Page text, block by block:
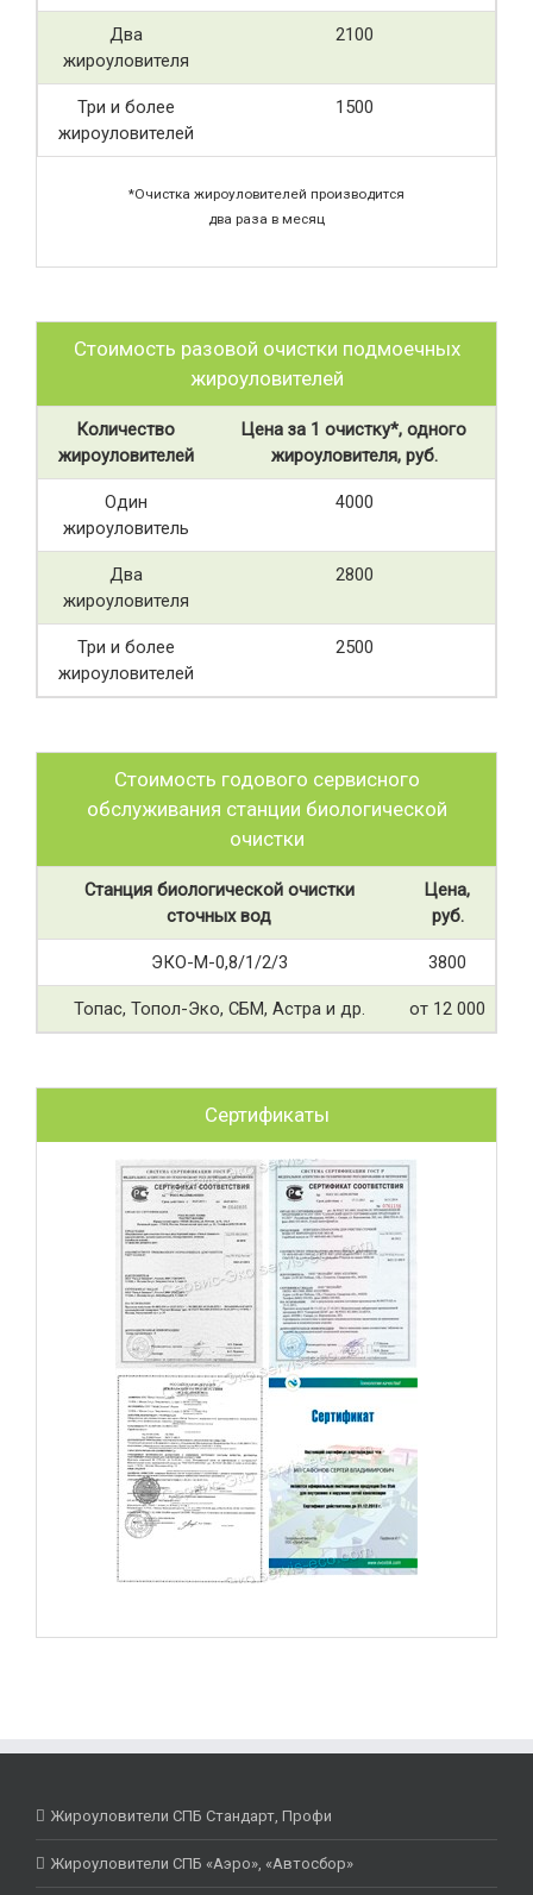
Два
жироуловителя
2100
Три и более
жироуловителей
1500
*Очистка жироуловителей производится
два раза в месяц
Стоимость разовой очистки подмоечных
жироуловителей
Количество
жироуловителей
Цена за 1 очистку*, одного
жироуловителя, руб.
Один
жироуловитель
4000
Два
жироуловителя
2800
Три и более
жироуловителей
2500
Стоимость годового сервисного
обслуживания станции биологической
очистки
Станция биологической очистки
сточных вод
Цена,
руб.
ЭКО-М-0,8/1/2/3 3800
Топас, Топол-Эко, СБМ, Астра и др. от 12 000
Сертификаты
Жироуловители СПБ Стандарт, Профи
Жироуловители СПБ «Аэро», «Автосбор»